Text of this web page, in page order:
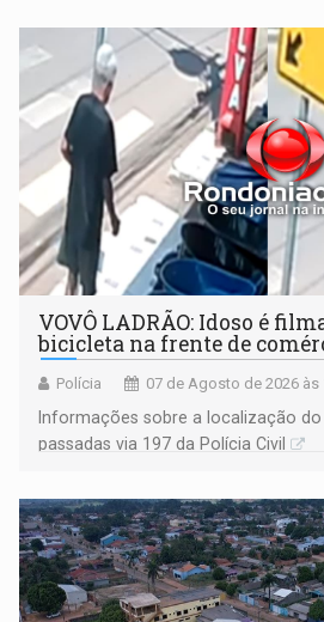
VOVÔ LADRÃO: Idoso é
bicicleta na frente de
Polícia 07 de Agosto de 2026 às
Informações sobre a localização
passadas via 197 da Polícia Civil